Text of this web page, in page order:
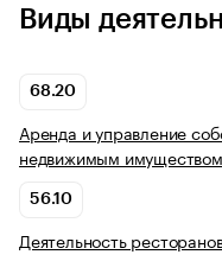
Виды
68.20
Аренда и управление
недвижимым имуществом
56.10
Деятельность